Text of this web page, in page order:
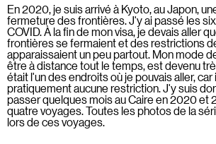
En 2020, je suis arrivé à Kyoto, au Japon,
fermeture des frontières. J'y ai passé les
COVID. À la fin de mon visa, je devais aller
frontières se fermaient et des restrictions
apparaissaient un peu partout. Mon mode
être à distance tout le temps, est devenu
était l'un des endroits où je pouvais aller, car
pratiquement aucune restriction. J'y suis
passer quelques mois au Caire en 2020 et
quatre voyages. Toutes les photos de la
lors de ces voyages.